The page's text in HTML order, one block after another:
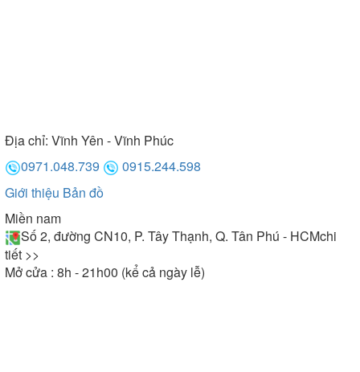
Địa chỉ: Vĩnh Yên - Vĩnh Phúc
0971.048.739
0915.244.598
Giới thiệu Bản đồ
Miền nam
Số 2, đường CN10, P. Tây Thạnh, Q. Tân Phú - HCMchi
tiết >>
Mở cửa : 8h - 21h00 (kể cả ngày lễ)